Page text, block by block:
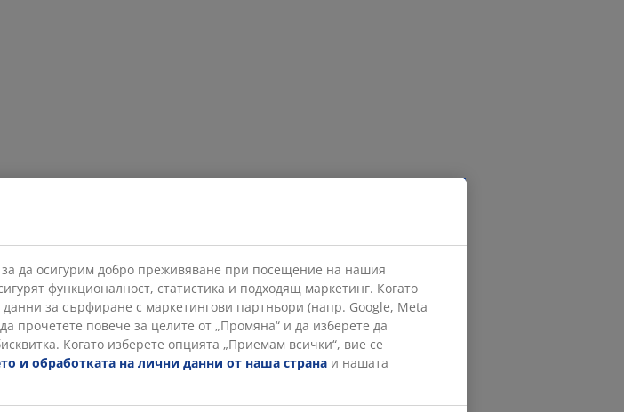
за да осигурим добро преживяване при посещение на нашия
функционалност, статистика и подходящ маркетинг. Когато
за сърфиране с маркетингови партньори (напр. Google, Meta
прочетете повече за целите от „Промяна“ и да изберете да
Когато изберете опцията „Приемам всички“, вие се
и обработката на лични данни от наша страна и нашата